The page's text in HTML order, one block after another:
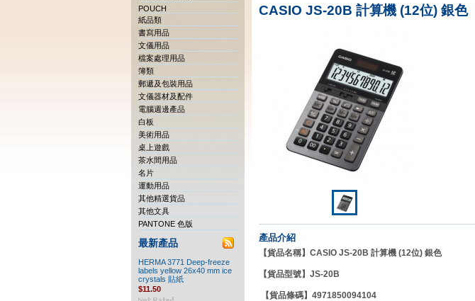
POUCH
紙品類
書寫用品
文儀用品
檔案處理用品
簿類
郵遞及包裝用品
文儀器材及配件
電腦週邊產品
白板
美術用品
桌上遊戲
茶水間用品
名片
運動用品
其他精選貨品
其他文具
PANTONE 色版
最新產品
HERMA 3771 Deep-freeze
labels yellow 26x40 mm ice
crystals 貼紙
$11.50
CASIO JS-20B 計算機 (12位) 銀色
產品介紹
【貨品名稱】CASIO JS-20B 計算機 (12位) 銀色
【貨品型號】 JS-20B
【貨品條碼】4971850094104